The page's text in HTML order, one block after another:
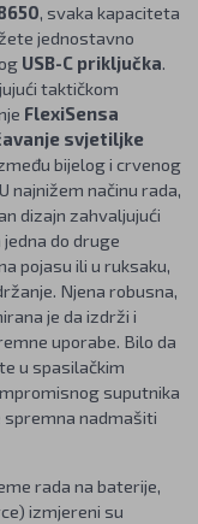
, svaka kapaciteta
jednostavno
USB-C priključka.
taktičkom
FlexiSensa
svjetiljke
bijelog i crvenog
najnižem načinu rada,
dizajn zahvaljujući
do druge
pojasu ili u ruksaku,
Njena robusna,
je da izdrži i
uporabe. Bilo da
u spasilačkim
suputnika
spremna nadmašiti
rada na baterije,
izmjereni su